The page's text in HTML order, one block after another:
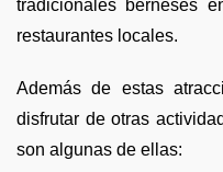
tradicionales berneses
restaurantes locales.
Además de estas
disfrutar de otras
son algunas de ellas: